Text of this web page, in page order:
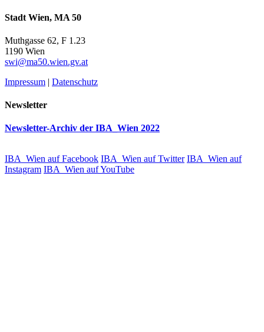
Stadt Wien, MA 50
Muthgasse 62, F 1.23
1190 Wien
swi@ma50.wien.gv.at
Impressum | Datenschutz
Newsletter
Newsletter-Archiv der IBA_Wien 2022
IBA_Wien auf Facebook IBA_Wien auf Twitter IBA_Wien auf
Instagram IBA_Wien auf YouTube